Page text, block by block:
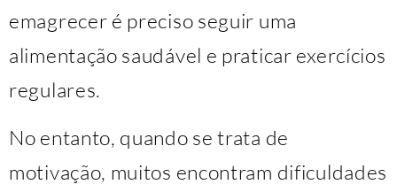
emagrecer é preciso seguir uma
alimentação saudável e praticar exercícios
regulares.
No entanto, quando se trata de
motivação, muitos encontram dificuldades